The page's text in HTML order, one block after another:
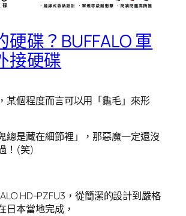
硬碟？BUFFALO 軍
接硬碟
某個程度而言可以用「龜毛」來形
總是藏在細節裡」，那惡魔一定還沒
！(笑)
HD-PZFU3，從簡潔的設計到嚴格
日本當地完成，